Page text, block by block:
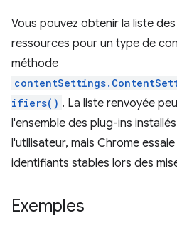
Vous pouvez obtenir la liste
ressources pour un type de
méthode
ifiers() . La liste renvoyée
l'ensemble des plug-ins
l'utilisateur, mais Chrome
identifiants stables lors des
Exemples